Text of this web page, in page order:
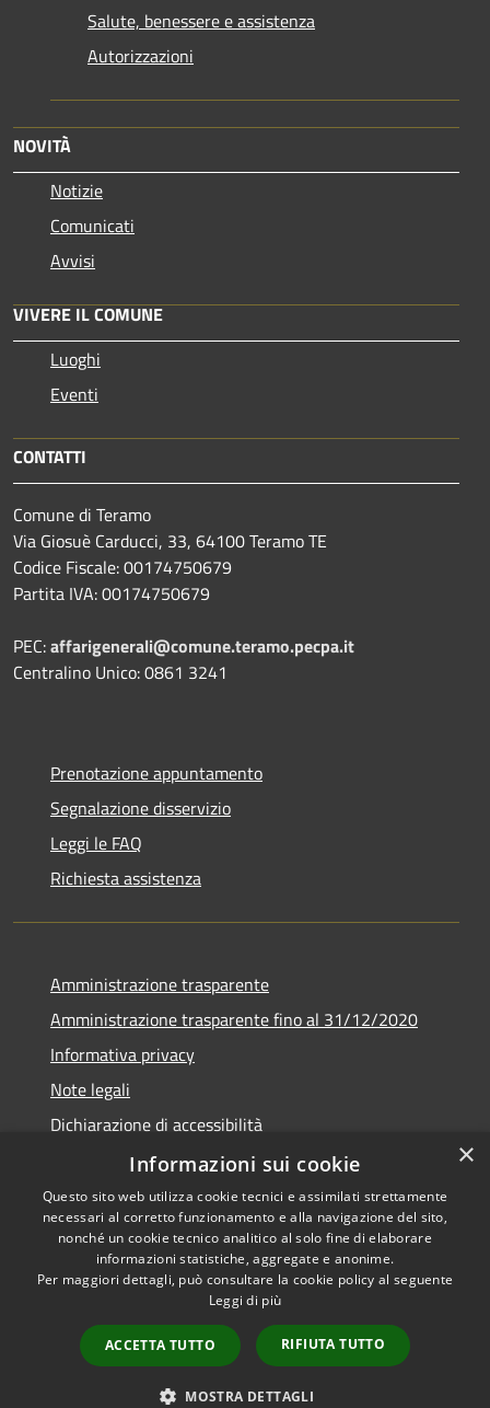
Salute, benessere e assistenza
Autorizzazioni
NOVITÀ
Notizie
Comunicati
Avvisi
VIVERE IL COMUNE
Luoghi
Eventi
CONTATTI
Comune di Teramo
Via Giosuè Carducci, 33, 64100 Teramo TE
Codice Fiscale: 00174750679
Partita IVA: 00174750679
PEC:affarigenerali@comune.teramo.pecpa.it
Centralino Unico: 0861 3241
Prenotazione appuntamento
Segnalazione disservizio
Leggi le FAQ
Richiesta assistenza
Amministrazione trasparente
Amministrazione trasparente fino al 31/12/2020
Informativa privacy
Note legali
Dichiarazione di accessibilità
Accessibilità
Privacy
Mappa del sito
Area riservata ai
Copyright © 2026 • Comune di
Teramo • Powered by
Municipium• Accesso
×
Informazioni sui cookie
Questo sito web utilizza cookie tecnici e assimilati strettamente
necessari al corretto funzionamento e alla navigazione del sito,
nonché un cookie tecnico analitico al solo fine di elaborare
informazioni statistiche, aggregate e anonime.
Per maggiori dettagli, può consultare la cookie policy al seguente
Leggi di più
ACCETTA TUTTO RIFIUTA TUTTO
MOSTRA DETTAGLI